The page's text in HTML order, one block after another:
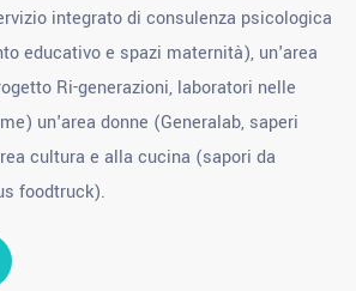
integrato di consulenza psicologica
educativo e spazi maternità), un'area
Ri-generazioni, laboratori nelle
un'area donne (Generalab, saperi
cultura e alla cucina (sapori da
foodtruck).